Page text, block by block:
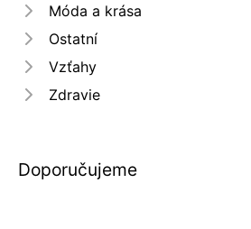
Móda a krása
Ostatní
Vzťahy
Zdravie
Doporučujeme